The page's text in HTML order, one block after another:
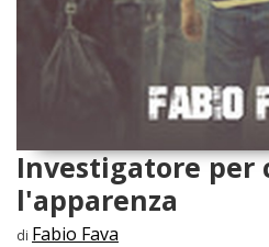
Investigatore per
l'apparenza
di Fabio Fava